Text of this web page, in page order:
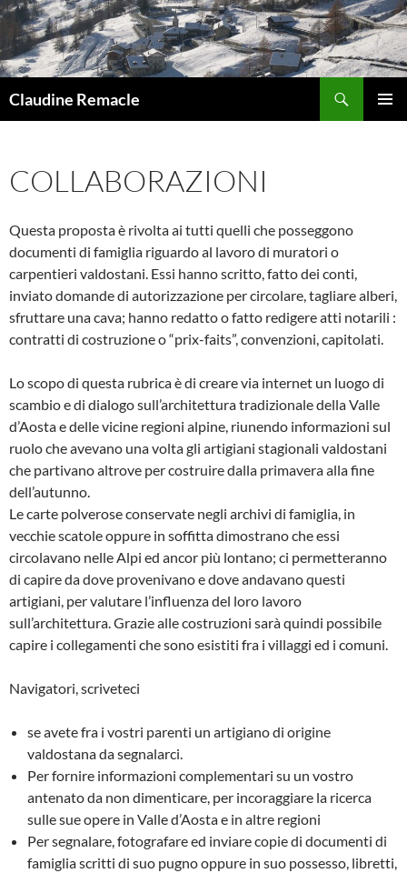
Vai
contenuto
Claudine Remacle
COLLABORAZIONI
Questa proposta è rivolta ai tutti quelli che posseggono
documenti di famiglia riguardo al lavoro di muratori o
carpentieri valdostani. Essi hanno scritto, fatto dei conti,
inviato domande di autorizzazione per circolare, tagliare alberi,
sfruttare una cava; hanno redatto o fatto redigere atti notarili :
contratti di costruzione o “prix-faits”, convenzioni, capitolati.
Lo scopo di questa rubrica è di creare via internet un luogo di
scambio e di dialogo sull’architettura tradizionale della Valle
d’Aosta e delle vicine regioni alpine, riunendo informazioni sul
ruolo che avevano una volta gli artigiani stagionali valdostani
che partivano altrove per costruire dalla primavera alla fine
dell’autunno.
Le carte polverose conservate negli archivi di famiglia, in
vecchie scatole oppure in soffitta dimostrano che essi
circolavano nelle Alpi ed ancor più lontano; ci permetteranno
di capire da dove provenivano e dove andavano questi
artigiani, per valutare l’influenza del loro lavoro
sull’architettura. Grazie alle costruzioni sarà quindi possibile
capire i collegamenti che sono esistiti fra i villaggi ed i comuni.
Navigatori, scriveteci
se avete fra i vostri parenti un artigiano di origine
valdostana da segnalarci.
Per fornire informazioni complementari su un vostro
antenato da non dimenticare, per incoraggiare la ricerca
sulle sue opere in Valle d’Aosta e in altre regioni
Per segnalare, fotografare ed inviare copie di documenti di
famiglia scritti di suo pugno oppure in suo possesso, libretti,